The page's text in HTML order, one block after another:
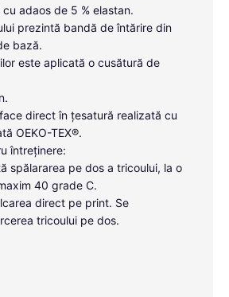
cu adaos de 5 % elastan.
prezintă bandă de întărire din
bază.
este aplicată o cusătură de
direct în țesatură realizată cu
OEKO-TEX®.
întreținere:
spălararea pe dos a tricoului, la o
40 grade C.
direct pe print. Se
tricoului pe dos.